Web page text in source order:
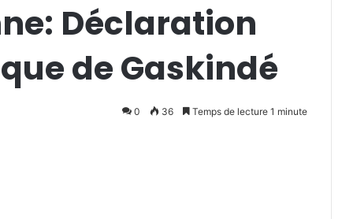
Déclaration
de Gaskindé
0 36 Temps de lecture 1 minute